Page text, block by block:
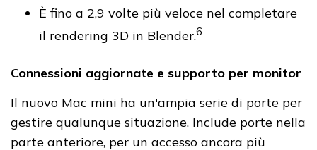
È fino a 2,9 volte più veloce nel completare
il rendering 3D in Blender.6
Connessioni aggiornate e supporto per monitor
Il nuovo Mac mini ha un'ampia serie di porte per
gestire qualunque situazione. Include porte nella
parte anteriore, per un accesso ancora più